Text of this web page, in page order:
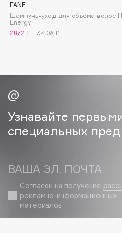
Bvlgari
by TERRY
BY WISHTREND
Cadence
Capelli Dorati
Carbon Theory
Catrice
Celimax
Cettua
Chupa Chups
FANE
Шампунь-уход для объема волос
Energy
2872 ₽
3460 ₽
Узнавайте
специальных
ВАША ЭЛ. ПОЧТА
Согласен на получение
рекламно-информационных
материалов